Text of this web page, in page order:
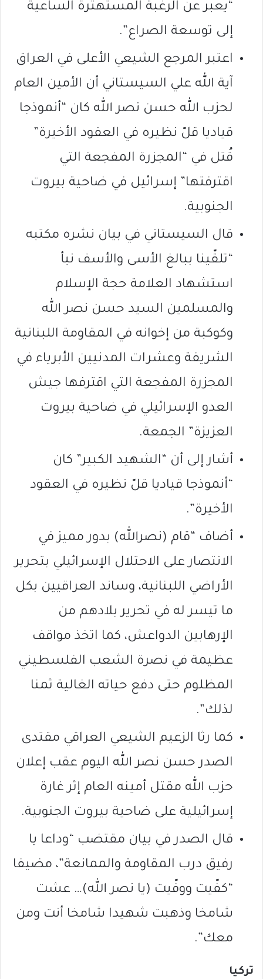
“يعبر عن الرغبة المستهترة الساعية
إلى توسعة الصراع”.
اعتبر المرجع الشيعي الأعلى في العراق
آية الله علي السيستاني أن الأمين العام
لحزب الله حسن نصر الله كان “أنموذجا
قياديا قلّ نظيره في العقود الأخيرة”
قُتل في “المجزرة المفجعة التي
اقترفتها” إسرائيل في ضاحية بيروت
الجنوبية.
قال السيستاني في بيان نشره مكتبه
“تلقّينا ببالغ الأسى والأسف نبأ
استشهاد العلامة حجة الإسلام
والمسلمين السيد حسن نصر الله
وكوكبة من إخوانه في المقاومة اللبنانية
الشريفة وعشرات المدنيين الأبرياء في
المجزرة المفجعة التي اقترفها جيش
العدو الإسرائيلي في ضاحية بيروت
العزيزة” الجمعة.
أشار إلى أن “الشهيد الكبير” كان
“أنموذجا قياديا قلّ نظيره في العقود
الأخيرة”.
أضاف “قام (نصرالله) بدور مميز في
الانتصار على الاحتلال الإسرائيلي بتحرير
الأراضي اللبنانية، وساند العراقيين بكل
ما تيسر له في تحرير بلادهم من
الإرهابين الدواعش، كما اتخذ مواقف
عظيمة في نصرة الشعب الفلسطيني
المظلوم حتى دفع حياته الغالية ثمنا
لذلك”.
كما رثا الزعيم الشيعي العراقي مقتدى
الصدر حسن نصر الله اليوم عقب إعلان
حزب الله مقتل أمينه العام إثر غارة
إسرائيلية على ضاحية بيروت الجنوبية.
قال الصدر في بيان مقتضب “وداعا يا
رفيق درب المقاومة والممانعة”، مضيفا
“كفّيت ووفّيت (يا نصر الله)… عشت
شامخا وذهبت شهيدا شامخا أنت ومن
معك”.
تركيا